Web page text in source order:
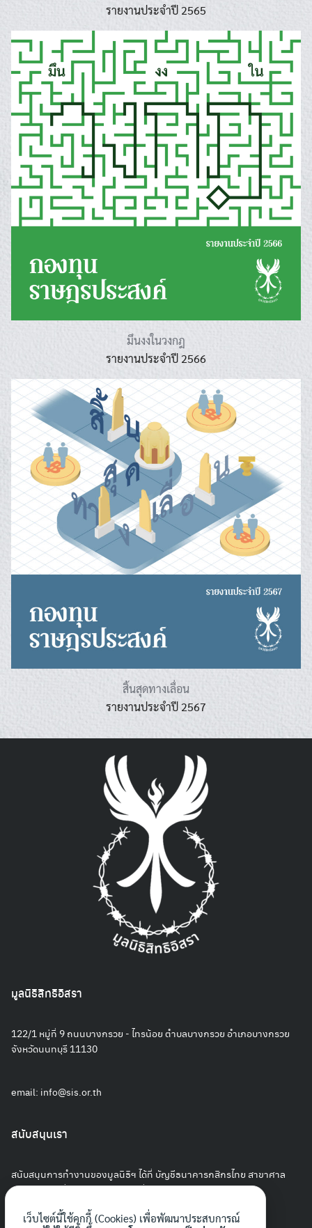
Search
for:
Search
รายงานประจำปี 2565
มึนงงในวงกฎ
รายงานประจำปี 2566
สิ้นสุดทางเลื่อน
รายงานประจำปี 2567
มูลนิธิสิทธิอิสรา
122/1 หมู่ที่ 9 ถนนบางกรวย - ไทรน้อย ตำบลบางกรวย อำเภอบางกรวย
จังหวัดนนทบุรี 11130
email: info@sis.or.th
สนับสนุนเรา
สนับสนุนการทำงานของมูลนิธิฯ ได้ที่ บัญชีธนาคารกสิกรไทย สาขาศาล
ยุติธรรม เลขที่ 127-8-45854-3 ชื่อบัญชีมูลนิธิสิทธิอิสรา
เว็บไซต์นี้ใช้คุกกี้ (Cookies) เพื่อพัฒนาประสบการณ์